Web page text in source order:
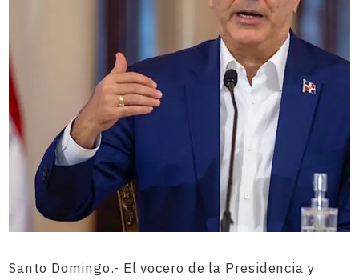
Santo Domingo.- El vocero de la Presidencia y